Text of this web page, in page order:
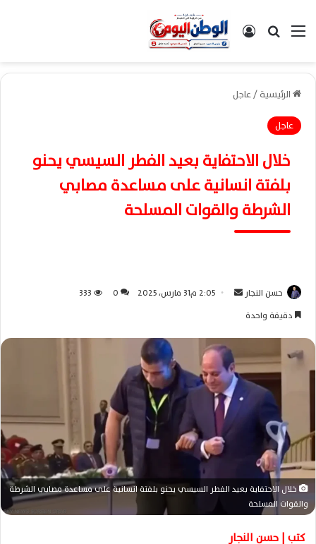
القائمةبحث عن تسجيل الدخول
الرئيسية/عاجل
عاجل
خلال الاحتفاية بعيد الفطر السيسي يحنو
بلفتة انسانية على مساعدة مصابي
الشرطة والقوات المسلحة
حسن النجار
ب
ر
ي
ك
ت
ر
و
2:05 م31 مارس، 2025 0
333
دقيقة واحدة
خلال الاحتفاية بعيد الفطر السيسي يحنو بلفتة انسانية على مساعدة مصابي الشرطة
والقوات المسلحة
كتب | حسن النجار